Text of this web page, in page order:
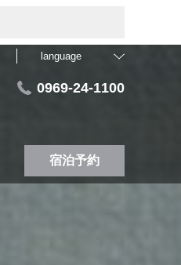
language
0969-24-1100
宿泊予約